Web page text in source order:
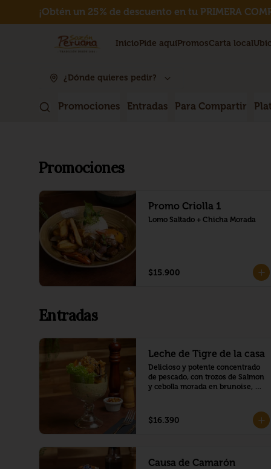
¡Obtén un 25% de descuento en tu PRIMERA
InicioPide aquíPromosCarta local
¿Dónde quieres pedir?
Promociones Entradas Para Compartir
Promociones
Promo Criolla 1
Lomo Saltado + Chicha Morada
$15.900
Entradas
Leche de Tigre de la casa
Delicioso y potente concentrado
de pescado, con trozos de Salmon
y cebolla morada en brunoise,
crocantes, trozo de camote y
choclo peruano.
$16.390
Causa de Camarón